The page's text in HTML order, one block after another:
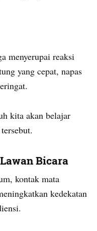
menyerupai reaksi
yang cepat, napas
kita akan belajar
Bicara
kontak mata
kedekatan